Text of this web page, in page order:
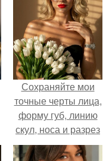
Сохраняйте мои
точные черты лица,
форму губ, линию
скул, носа и разрез
глаз.